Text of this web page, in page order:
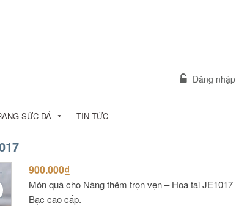
Đăng nhập
SỨC ĐÁ TIN TỨC
900.000₫
Món quà cho Nàng thêm trọn vẹn – Hoa tai JE1017
Bạc cao cấp.